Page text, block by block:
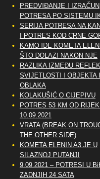
PREDVIĐANJE I IZRAČUN
POTRESA PO SISTEMU
SERIJA POTRESA NA
I POTRES KOD CRNE
KAMO IDE KOMETA
ŠTO DOLAZI NAKON NJE
RAZLIKA IZMEĐU
SVIJETLOSTI I OBJEKTA
OBLAKA
KOLAKUŠIĆ O CIJEPIVU
POTRES 53 KM OD
10.09.2021
VRATA (BREAK ON
THE OTHER SIDE)
KOMETA ELENIN A3 JE U
SILAZNOJ PUTANJI
9.09.2021 – POTRESI U
ZADNJIH 24 SATA